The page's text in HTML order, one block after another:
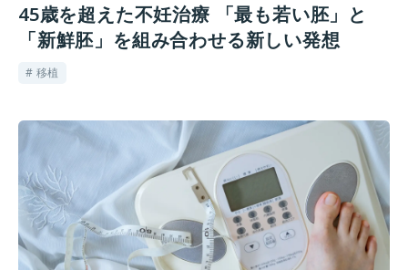
45歳を超えた不妊治療 「最も若い胚」と
「新鮮胚」を組み合わせる新しい発想
# 移植